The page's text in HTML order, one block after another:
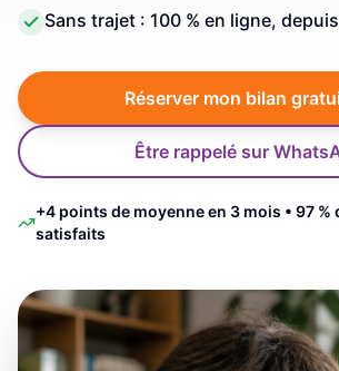
Sans trajet : 100 % en ligne,
Réserver mon bilan
Être rappelé sur
+4 points de moyenne en 3 mois • 97 %
satisfaits